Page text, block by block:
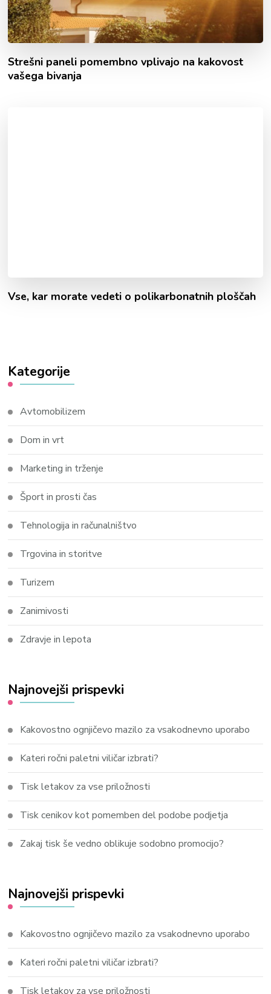
Strešni paneli pomembno vplivajo na kakovost
vašega bivanja
Vse, kar morate vedeti o polikarbonatnih ploščah
Kategorije
Avtomobilizem
Dom in vrt
Marketing in trženje
Šport in prosti čas
Tehnologija in računalništvo
Trgovina in storitve
Turizem
Zanimivosti
Zdravje in lepota
Najnovejši prispevki
Kakovostno ognjičevo mazilo za vsakodnevno uporabo
Kateri ročni paletni viličar izbrati?
Tisk letakov za vse priložnosti
Tisk cenikov kot pomemben del podobe podjetja
Zakaj tisk še vedno oblikuje sodobno promocijo?
Najnovejši prispevki
Kakovostno ognjičevo mazilo za vsakodnevno uporabo
Kateri ročni paletni viličar izbrati?
Tisk letakov za vse priložnosti